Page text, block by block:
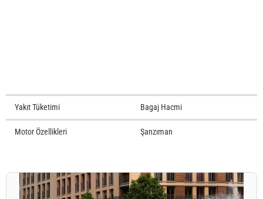
Yakıt Tüketimi Bagaj Hacmi
Motor Özellikleri Şanzıman